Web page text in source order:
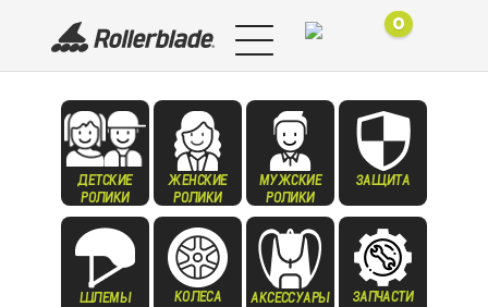
0
ДЕТСКИЕ
РОЛИКИ
ЖЕНСКИЕ
РОЛИКИ
МУЖСКИЕ
РОЛИКИ
ЗАЩИТА
ШЛЕМЫ КОЛЕСА АКСЕССУАРЫ ЗАПЧАСТИ